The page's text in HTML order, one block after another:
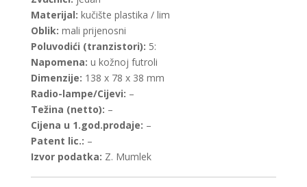
Materijal: kučište plastika / lim
Oblik: mali prijenosni
Poluvodići (tranzistori): 5:
Napomena: u kožnoj futroli
Dimenzije: 138 x 78 x 38 mm
Radio-lampe/Cijevi: –
Težina (netto): –
Cijena u 1.god.prodaje: –
Patent lic.: –
Izvor podatka: Z. Mumlek